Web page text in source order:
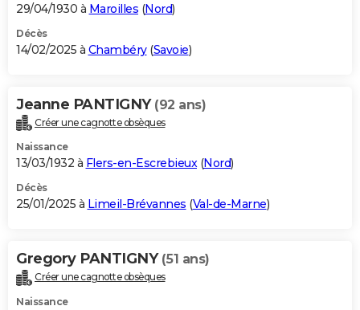
29/04/1930 à Maroilles (Nord)
Décès
14/02/2025 à Chambéry(Savoie)
Jeanne PANTIGNY (92 ans)
Créer une cagnotte obsèques
Naissance
13/03/1932 à Flers-en-Escrebieux(Nord)
Décès
25/01/2025 à Limeil-Brévannes (Val-de-Marne)
Gregory PANTIGNY (51 ans)
Créer une cagnotte obsèques
Naissance